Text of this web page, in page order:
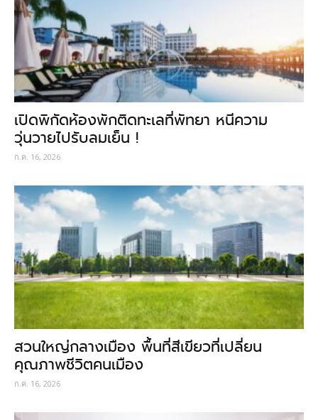
เปิดพิกัดห้องพักติดทะเลที่พัทยา หนีความ
วุ่นวายไปรับลมเย็น !
ก.ค. 16, 2026
สวนใหญ่กลางเมือง พื้นที่สีเขียวที่เปลี่ยน
คุณภาพชีวิตคนเมือง
ก.ค. 16, 2026